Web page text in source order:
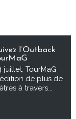
l’Outback
juillet, TourMaG
de plus de
à travers...